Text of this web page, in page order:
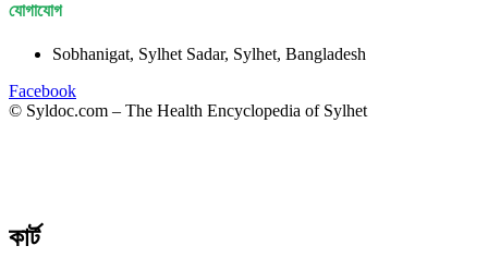
যোগাযোগ
Sobhanigat, Sylhet Sadar, Sylhet, Bangladesh
Facebook
© Syldoc.com – The Health Encyclopedia of Sylhet
কার্ট